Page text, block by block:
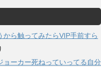
から触ってみたらVIP手前すら
ョーカー死ねっていってる自分